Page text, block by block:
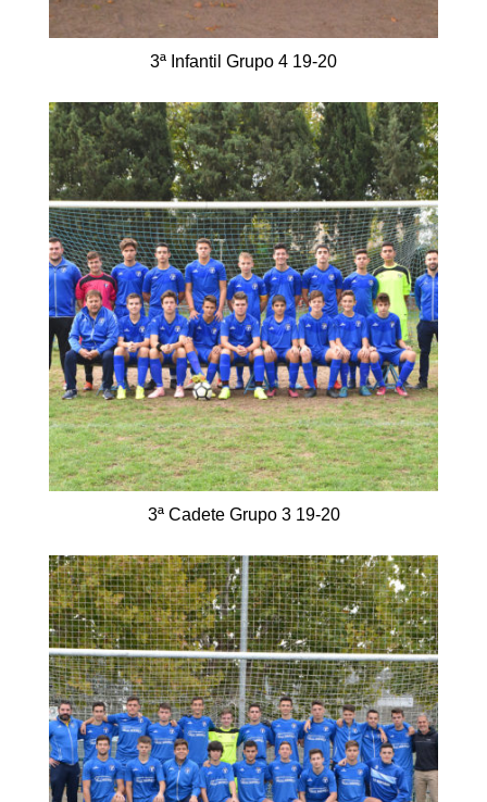
3ª Infantil Grupo 4 19-20
3ª Cadete Grupo 3 19-20